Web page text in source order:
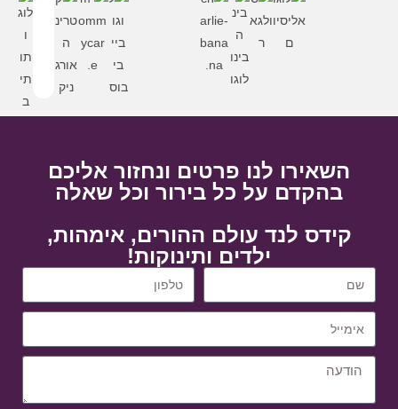
השאירו לנו פרטים ונחזור אליכם
בהקדם על כל בירור וכל שאלה
קידס לנד עולם ההורים, אימהות,
ילדים ותינוקות!